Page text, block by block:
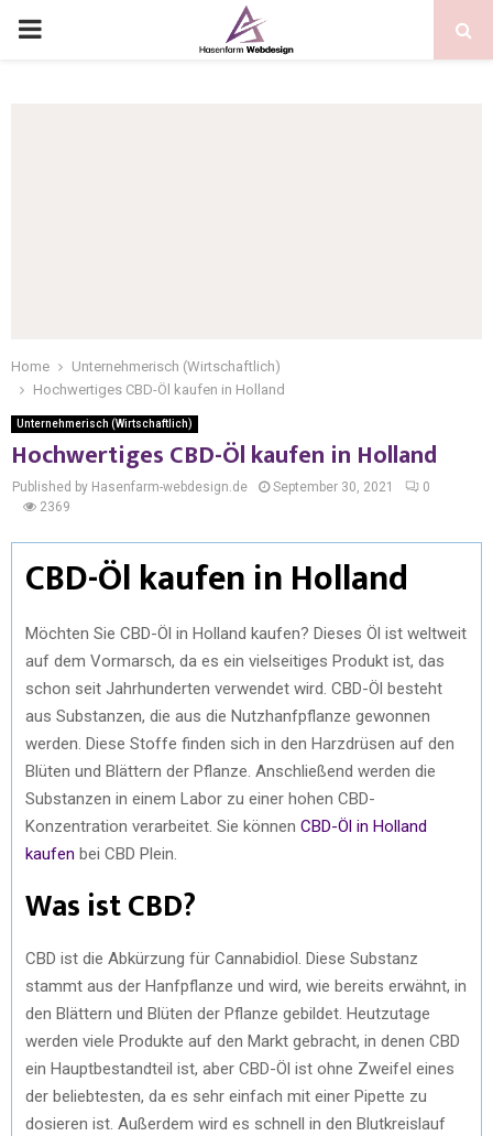
Home
Unternehmerisch (Wirtschaftlich)
Hochwertiges CBD-Öl kaufen in Holland
Unternehmerisch (Wirtschaftlich)
Hochwertiges CBD-Öl kaufen in Holland
Published by Hasenfarm-webdesign.de September 30, 2021
0
2369
CBD-Öl kaufen in Holland
Möchten Sie CBD-Öl in Holland kaufen? Dieses Öl ist weltweit
auf dem Vormarsch, da es ein vielseitiges Produkt ist, das
schon seit Jahrhunderten verwendet wird. CBD-Öl besteht
aus Substanzen, die aus die Nutzhanfpflanze gewonnen
werden. Diese Stoffe finden sich in den Harzdrüsen auf den
Blüten und Blättern der Pflanze. Anschließend werden die
Substanzen in einem Labor zu einer hohen CBD-
Konzentration verarbeitet. Sie können CBD-Öl in Holland
kaufen bei CBD Plein.
Was ist CBD?
CBD ist die Abkürzung für Cannabidiol. Diese Substanz
stammt aus der Hanfpflanze und wird, wie bereits erwähnt, in
den Blättern und Blüten der Pflanze gebildet. Heutzutage
werden viele Produkte auf den Markt gebracht, in denen CBD
ein Hauptbestandteil ist, aber CBD-Öl ist ohne Zweifel eines
der beliebtesten, da es sehr einfach mit einer Pipette zu
dosieren ist. Außerdem wird es schnell in den Blutkreislauf